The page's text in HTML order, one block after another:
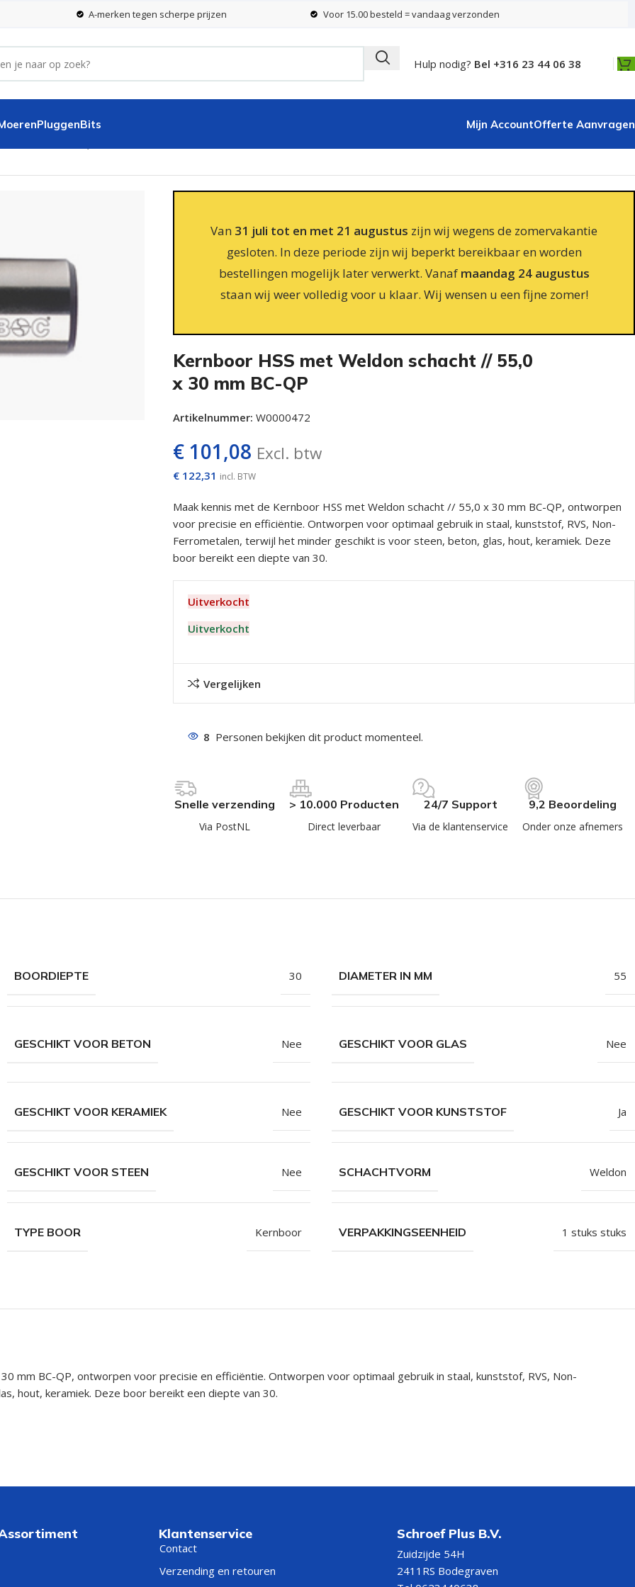
A-merken tegen scherpe prijzen Voor 15.00 besteld = vandaag verzonden
Hulp nodig? Bel +316 23 44 06 38
PluggenBits Mijn AccountOfferte Aanvragen
Van 31 juli tot en met 21 augustus zijn wij wegens de zomervakantie
gesloten. In deze periode zijn wij beperkt bereikbaar en worden
bestellingen mogelijk later verwerkt. Vanaf maandag 24 augustus
staan wij weer volledig voor u klaar. Wij wensen u een fijne zomer!
Kernboor HSS met Weldon schacht // 55,0
x 30 mm BC-QP
Artikelnummer: W0000472
€ 101,08 Excl. btw
€ 122,31 incl. BTW
Maak kennis met de Kernboor HSS met Weldon schacht // 55,0 x 30 mm BC-QP, ontworpen
voor precisie en efficiëntie. Ontworpen voor optimaal gebruik in staal, kunststof, RVS, Non-
Ferrometalen, terwijl het minder geschikt is voor steen, beton, glas, hout, keramiek. Deze
boor bereikt een diepte van 30.
Uitverkocht
Uitverkocht
Vergelijken
8 Personen bekijken dit product momenteel.
Snelle verzending
Via PostNL
> 10.000 Producten
Direct leverbaar
24/7 Support
Via de klantenservice
9,2 Beoordeling
Onder onze afnemers
BOORDIEPTE 30 DIAMETER IN MM 55
GESCHIKT VOOR BETON Nee GESCHIKT VOOR GLAS Nee
GESCHIKT VOOR KERAMIEK Nee GESCHIKT VOOR KUNSTSTOF Ja
GESCHIKT VOOR STEEN Nee SCHACHTVORM Weldon
TYPE BOOR Kernboor VERPAKKINGSEENHEID 1 stuks stuks
mm BC-QP, ontworpen voor precisie en efficiëntie. Ontworpen voor optimaal gebruik in staal, kunststof, RVS, Non-
hout, keramiek. Deze boor bereikt een diepte van 30.
Klantenservice
Contact
Verzending en retouren
Schroef Plus B.V.
Zuidzijde 54H
2411RS Bodegraven